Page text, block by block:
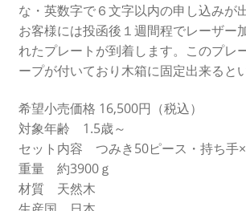
な・英数字で６文字以内の申し込みが
お客様には投函後１週間程でレーザー
れたプレートが到着します。このプレ
ープが付いており木箱に固定出来ると
希望小売価格 16,500円（税込）
対象年齢 1.5歳～
セット内容 つみき50ピース・持ち手
重量 約3900ｇ
材質 天然木